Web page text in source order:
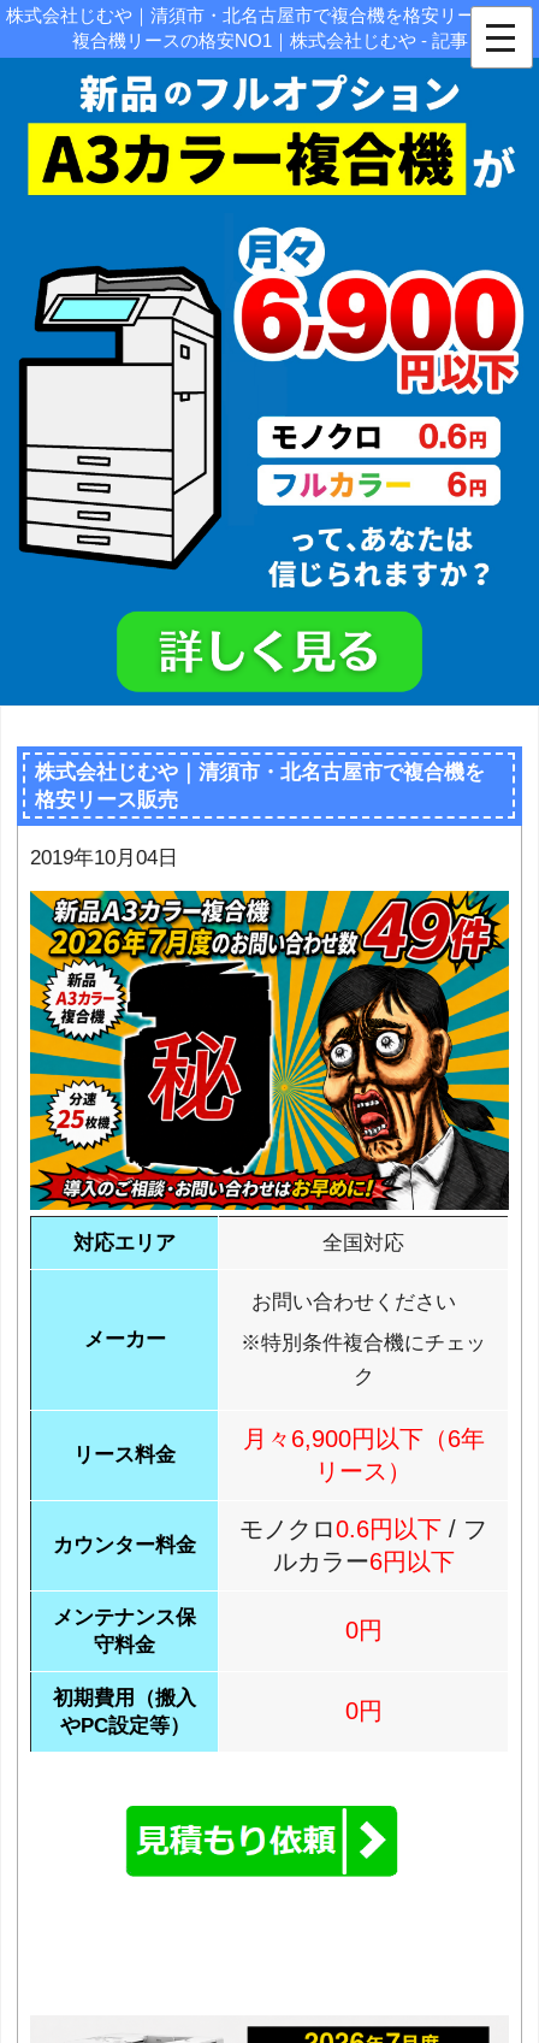
株式会社じむや｜清須市・北名古屋市で複合機を格安リース販売|
複合機リースの格安NO1｜株式会社じむや - 記事
株式会社じむや｜清須市・北名古屋市で複合機を
格安リース販売
2019年10月04日
対応エリア 全国対応
メーカー
お問い合わせください
※特別条件複合機にチェッ
ク
リース料金
月々6,900円以下（6年
リース）
カウンター料金
モノクロ0.6円以下 / フ
ルカラー6円以下
メンテナンス保
守料金
0円
初期費用（搬入
やPC設定等）
0円